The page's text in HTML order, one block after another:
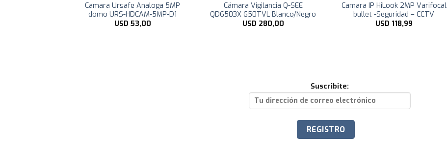
Camara Ursafe Analoga 5MP
domo URS-HDCAM-5MP-D1
USD 53,00
Cámara Vigilancia Q-SEE
QD6503X 650TVL Blanco/Negro
USD 280,00
Camara IP HiLook 2MP Varifocal
bullet -Seguridad – CCTV
USD 118,99
Suscribite: